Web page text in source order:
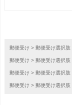
郵便受け 郵便受け選択肢
郵便受け 郵便受け選択肢
郵便受け 郵便受け選択肢
郵便受け 郵便受け選択肢